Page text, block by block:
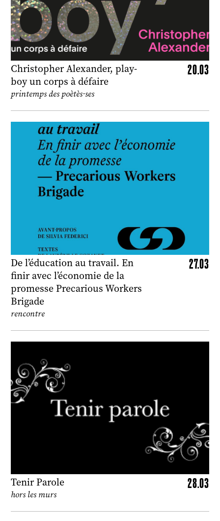
Christopher Alexander, play-
boy un corps à défaire
20.03
printemps des poètès·ses
De l’éducation au travail. En
finir avec l’économie de la
promesse Precarious Workers
Brigade
27.03
rencontre
Tenir Parole 28.03
hors les murs